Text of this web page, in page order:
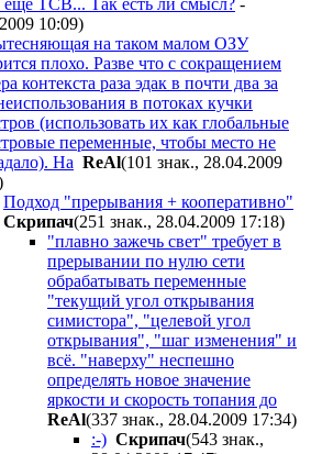
10:09)
на таком малом ОЗУ
плохо. Разве что с сокращением
контекста раза эдак в почти два за
в потоках кучки
(использовать их как глобальные
переменные, чтобы место не
На ReAl(101 знак., 28.04.2009
Подход "прерывания + кооперативно"
Скрипач(251 знак., 28.04.2009 17:18)
"плавно зажечь свет" требует в
прерывании по нулю сети
обрабатывать переменные
"текущий угол открывания
симистора", "целевой угол
открывания", "шаг изменения" и
всё. "наверху" неспешно
определять новое значение
яркости и скорость топания до
ReAl(337 знак., 28.04.2009 17:34)
:-) Скрипач(543 знак.,